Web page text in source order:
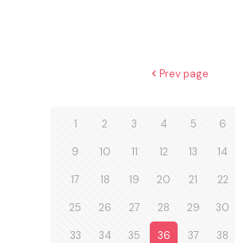
Prev page
1 2 3 4 5 6
9 10 11 12 13 14
17 18 19 20 21 22
25 26 27 28 29 30
33 34 35 36 37 38